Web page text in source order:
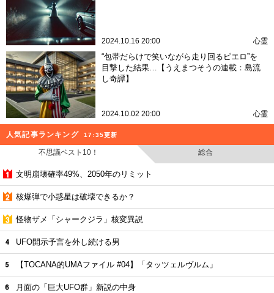
2024.10.16 20:00 心霊
“包帯だらけで笑いながら走り回るピエロ”を
目撃した結果…【うえまつそうの連載：島流
し奇譚】
2024.10.02 20:00 心霊
人気記事ランキング 17:35更新
不思議ベスト10！ 総合
文明崩壊確率49%、2050年のリミット
核爆弾で小惑星は破壊できるか？
怪物ザメ「シャークジラ」核変異説
UFO開示予言を外し続ける男
【TOCANA的UMAファイル #04】「タッツェルヴルム」
月面の「巨大UFO群」新説の中身